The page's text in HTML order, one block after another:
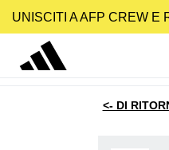
UNISCITI A AFP CREW E